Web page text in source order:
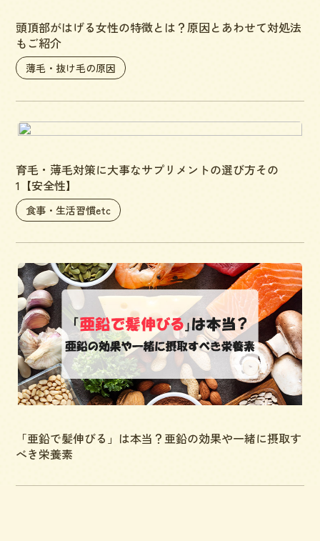
頭頂部がはげる女性の特徴とは？原因とあわせて対処法
もご紹介
薄毛・抜け毛の原因
育毛・薄毛対策に大事なサプリメントの選び方その
1【安全性】
食事・生活習慣etc
「亜鉛で髪伸びる」は本当？亜鉛の効果や一緒に摂取す
べき栄養素